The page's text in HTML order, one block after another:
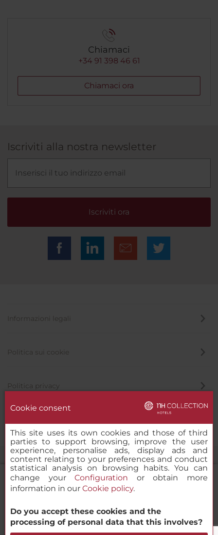
NH Collection Gent
Chiamaci
+34 91 398 46 61
Chiamaci ora
Iscriviti alla nostra newsletter
Iscriviti ora
Informazioni legali
Politica sui cookie
Politica privacy
© 2000-2026 MINOR HOTELS EUROPE & AMERICAS Santa Engracia
120. 28003 Madrid, Spagna
Cookie consent
This site uses its own cookies and those of third
parties to support browsing, improve the user
experience, personalise ads, display ads and
content relating to your preferences and conduct
statistical analysis on browsing habits. You can
change yourConfiguration or obtain more
information in our Cookie policy.
Do you accept these cookies and the
processing of personal data that this involves?